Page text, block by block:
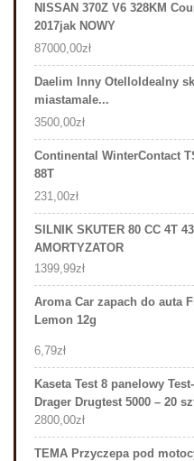
NISSAN 370Z V6 328KM
2017jak NOWY
87000,00zł
Daelim Inny OtelloIdealny
miastamale...
3500,00zł
Continental WinterContact
88T
231,00zł
SILNIK SKUTER 80 CC 4T
AMORTYZATOR
1399,99zł
Aroma Car zapach do auta
Lemon 12g
6,79zł
Kaseta Test 8 panelowy
Drager Drugtest 5000 – 20
2800,00zł
TEMA Przyczepa pod